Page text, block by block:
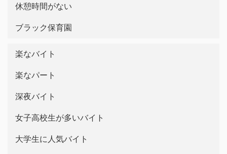
休憩時間がない
ブラック保育園
楽なバイト
楽なパート
深夜バイト
女子高校生が多いバイト
大学生に人気バイト